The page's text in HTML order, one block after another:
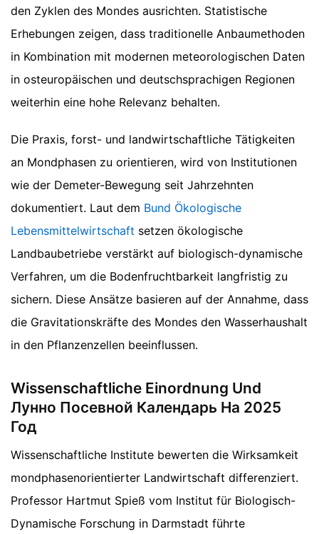
den Zyklen des Mondes ausrichten. Statistische
Erhebungen zeigen, dass traditionelle Anbaumethoden
in Kombination mit modernen meteorologischen Daten
in osteuropäischen und deutschsprachigen Regionen
weiterhin eine hohe Relevanz behalten.
Die Praxis, forst- und landwirtschaftliche Tätigkeiten
an Mondphasen zu orientieren, wird von Institutionen
wie der Demeter-Bewegung seit Jahrzehnten
dokumentiert. Laut dem Bund Ökologische
Lebensmittelwirtschaft setzen ökologische
Landbaubetriebe verstärkt auf biologisch-dynamische
Verfahren, um die Bodenfruchtbarkeit langfristig zu
sichern. Diese Ansätze basieren auf der Annahme, dass
die Gravitationskräfte des Mondes den Wasserhaushalt
in den Pflanzenzellen beeinflussen.
Wissenschaftliche Einordnung Und
Лунно Посевной Календарь На 2025
Год
Wissenschaftliche Institute bewerten die Wirksamkeit
mondphasenorientierter Landwirtschaft differenziert.
Professor Hartmut Spieß vom Institut für Biologisch-
Dynamische Forschung in Darmstadt führte